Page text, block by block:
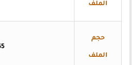
الملف
حجم
الملف